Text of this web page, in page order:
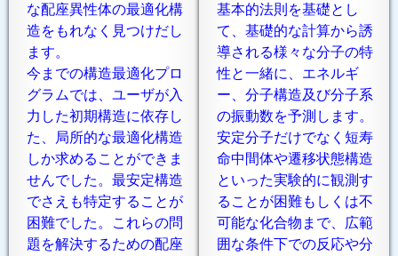
な配座異性体の最適化構
造をもれなく見つけだし
ます。
今までの構造最適化プロ
グラムでは、ユーザが入
力した初期構造に依存し
た、局所的な最適化構造
しか求めることができま
せんでした。最安定構造
でさえも特定することが
困難でした。これらの問
題を解決するための配座
基本的法則を基礎とし
て、基礎的な計算から誘
導される様々な分子の特
性と一緒に、エネルギ
ー、分子構造及び分子系
の振動数を予測します。
安定分子だけでなく短寿
命中間体や遷移状態構造
といった実験的に観測す
ることが困難もしくは不
可能な化合物まで、広範
囲な条件下での反応や分